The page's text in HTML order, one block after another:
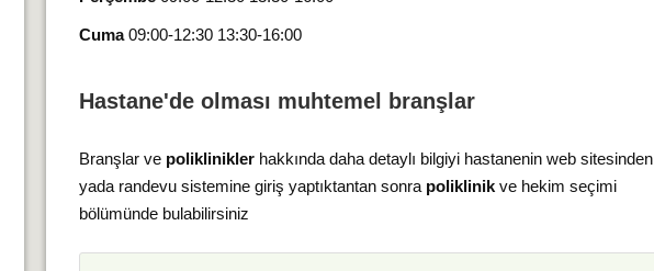
Cuma09:00-12:30 13:30-16:00
Hastane'de olması muhtemel branşlar
Branşlar ve polikliniklerhakkında daha detaylı bilgiyi hastanenin web sitesinden
yada randevu sistemine giriş yaptıktantan sonra poliklinikve hekim seçimi
bölümünde bulabilirsiniz